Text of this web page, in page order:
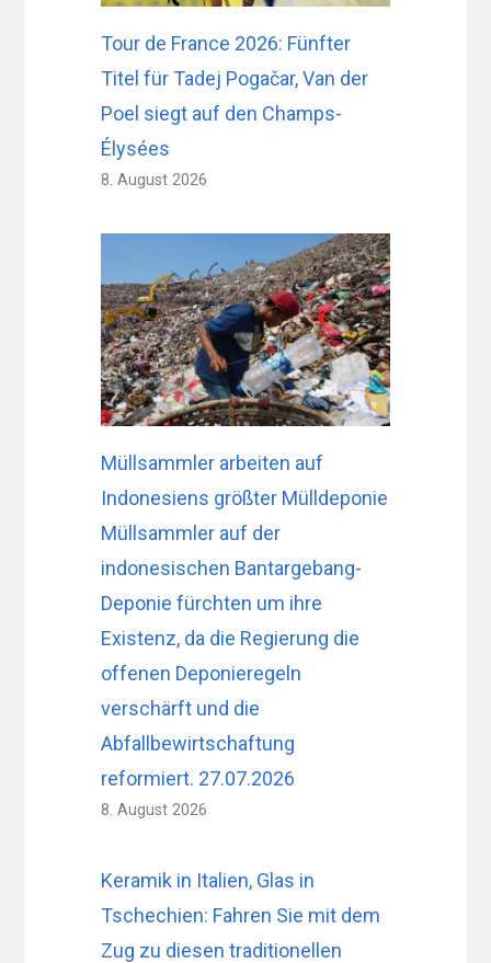
Tour de France 2026: Fünfter
Titel für Tadej Pogačar, Van der
Poel siegt auf den Champs-
Élysées
8. August 2026
Müllsammler arbeiten auf
Indonesiens größter Mülldeponie
Müllsammler auf der
indonesischen Bantargebang-
Deponie fürchten um ihre
Existenz, da die Regierung die
offenen Deponieregeln
verschärft und die
Abfallbewirtschaftung
reformiert. 27.07.2026
8. August 2026
Keramik in Italien, Glas in
Tschechien: Fahren Sie mit dem
Zug zu diesen traditionellen